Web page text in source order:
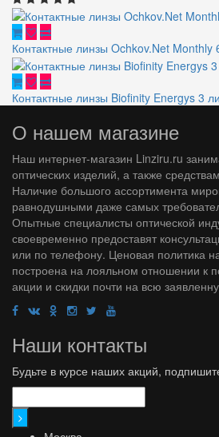
Контактные линзы Ochkov.Net Monthly
Контактные линзы Biofinity Energys 3
О нашем магазине
Наш интернет-магазин Linziru.ru
оптических изделий, а также
Наличие большого ассортимента
равнодушными даже самых
Опытные специалисты оптической
своевременно предоставят
или по телефону. Ценовая политика
построена на лояльном отношении к
акции и скидки почти на всю
Наши контакты
Будьте в курсе наших акций,